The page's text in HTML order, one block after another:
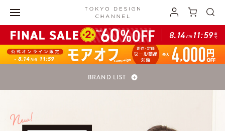
BRAND LIST